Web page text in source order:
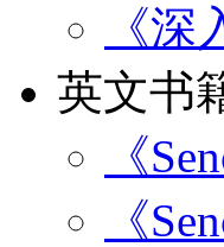
《深
英文书
《
《